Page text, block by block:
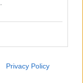
Privacy Policy